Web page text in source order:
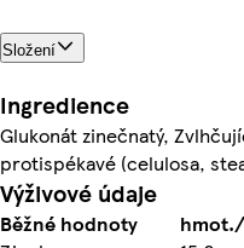
Složení
Ingredience
Glukonát zinečnatý,
protispékavé (celulosa,
Výživové údaje
Běžné hodnoty